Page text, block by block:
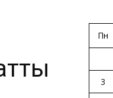
Пн
3